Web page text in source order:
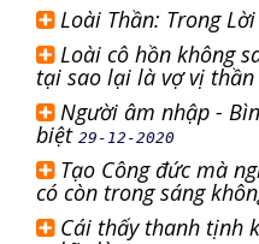
Loài Thần: Trong
Loài cô hồn không
tại sao lại là vợ vị thần
Người âm nhập -
biệt29-12-2020
Tạo Công đức mà
có còn trong sáng
Cái thấy thanh tịnh